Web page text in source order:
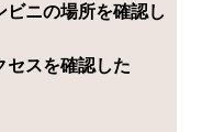
ニの場所を確認し
セスを確認した